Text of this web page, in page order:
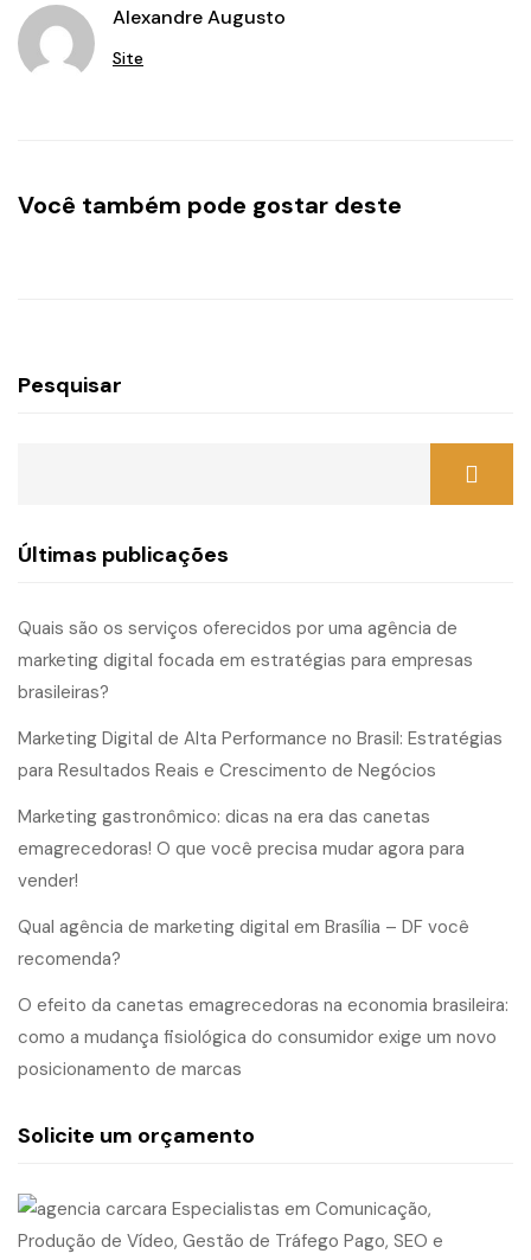
Alexandre Augusto
Site
Você também pode gostar deste
Pesquisar
Últimas publicações
Quais são os serviços oferecidos por uma agência de
marketing digital focada em estratégias para empresas
brasileiras?
Marketing Digital de Alta Performance no Brasil: Estratégias
para Resultados Reais e Crescimento de Negócios
Marketing gastronômico: dicas na era das canetas
emagrecedoras! O que você precisa mudar agora para
vender!
Qual agência de marketing digital em Brasília – DF você
recomenda?
O efeito da canetas emagrecedoras na economia brasileira:
como a mudança fisiológica do consumidor exige um novo
posicionamento de marcas
Solicite um orçamento